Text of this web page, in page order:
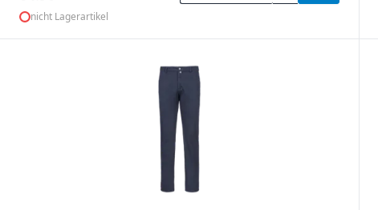
nicht Lagerartikel